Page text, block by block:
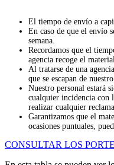
El tiempo de envío a
En caso de que el envío
semana.
Recordamos que el
agencia recoge el
Al tratarse de una
que se escapan de
Nuestro personal estará
cualquier incidencia con
realizar cualquier
Garantizamos que el
ocasiones puntuales,
CONSULTAR LOS